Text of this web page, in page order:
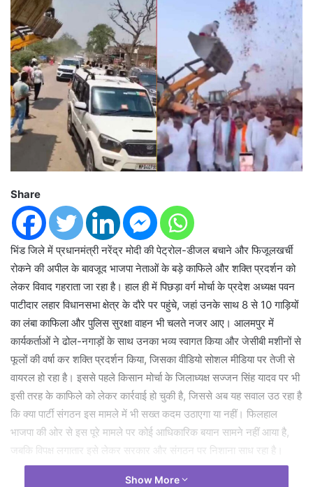
Share
भिंड जिले में प्रधानमंत्री नरेंद्र मोदी की पेट्रोल-डीजल बचाने और फिजूलखर्ची
रोकने की अपील के बावजूद भाजपा नेताओं के बड़े काफिले और शक्ति प्रदर्शन को
लेकर विवाद गहराता जा रहा है। हाल ही में पिछड़ा वर्ग मोर्चा के प्रदेश अध्यक्ष पवन
पाटीदार लहार विधानसभा क्षेत्र के दौरे पर पहुंचे, जहां उनके साथ 8 से 10 गाड़ियों
का लंबा काफिला और पुलिस सुरक्षा वाहन भी चलते नजर आए। आलमपुर में
कार्यकर्ताओं ने ढोल-नगाड़ों के साथ उनका भव्य स्वागत किया और जेसीबी मशीनों से
फूलों की वर्षा कर शक्ति प्रदर्शन किया, जिसका वीडियो सोशल मीडिया पर तेजी से
वायरल हो रहा है। इससे पहले किसान मोर्चा के जिलाध्यक्ष सज्जन सिंह यादव पर भी
इसी तरह के काफिले को लेकर कार्रवाई हो चुकी है, जिससे अब यह सवाल उठ रहा है
कि क्या पार्टी संगठन इस मामले में भी सख्त कदम उठाएगा या नहीं। फिलहाल
भाजपा की ओर से इस पूरे मामले पर कोई आधिकारिक बयान सामने नहीं आया है,
जबकि विपक्ष लगातार इसे लेकर सरकार और संगठन पर निशाना साध रहा है।
Show More